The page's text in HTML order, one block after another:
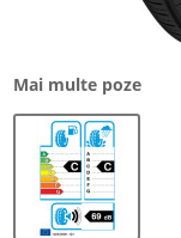
Mai multe poze